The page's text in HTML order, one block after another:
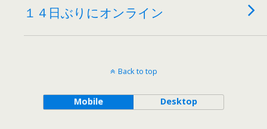
１４日ぶりにオンライン
Back to top
Mobile Desktop